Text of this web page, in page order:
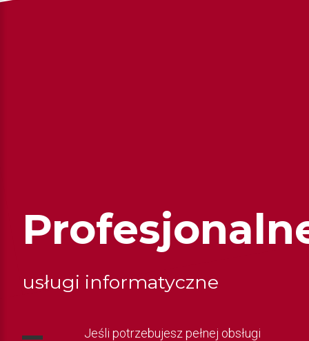
usługi informatyczne
Jeśli potrzebujesz pełnej obsługi